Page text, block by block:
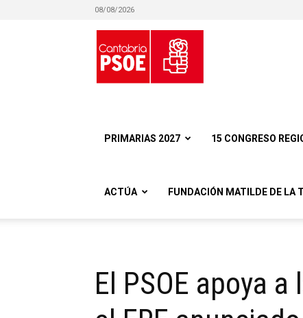
08/08/2026
PRIMARIAS 2027 15 CONGRESO
ACTÚA FUNDACIÓN MATILDE DE LA
El PSOE apoya